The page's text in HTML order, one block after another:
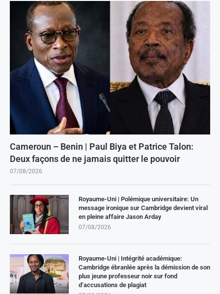
Cameroun – Benin | Paul Biya et Patrice Talon:
Deux façons de ne jamais quitter le pouvoir
07/08/2026
Royaume-Uni | Polémique universitaire: Un
message ironique sur Cambridge devient viral
en pleine affaire Jason Arday
07/08/2026
Royaume-Uni | Intégrité académique:
Cambridge ébranlée après la démission de son
plus jeune professeur noir sur fond
d’accusations de plagiat